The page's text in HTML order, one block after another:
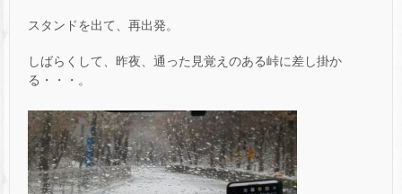
スタンドを出て、再出発。
しばらくして、昨夜、通った見覚えのある峠に差し掛か
る・・・。